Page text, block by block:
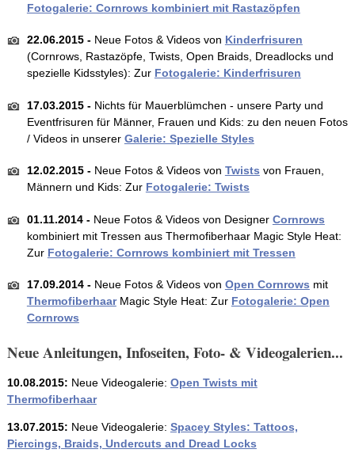
Fotogalerie: Cornrows kombiniert mit Rastazöpfen
22.06.2015 - Neue Fotos & Videos von Kinderfrisuren
(Cornrows, Rastazöpfe, Twists, Open Braids, Dreadlocks und
spezielle Kidsstyles): Zur Fotogalerie: Kinderfrisuren
17.03.2015 - Nichts für Mauerblümchen - unsere Party und
Eventfrisuren für Männer, Frauen und Kids: zu den neuen Fotos
/ Videos in unserer Galerie: Spezielle Styles
12.02.2015 - Neue Fotos & Videos von Twists von Frauen,
Männern und Kids: Zur Fotogalerie: Twists
01.11.2014 - Neue Fotos & Videos von Designer Cornrows
kombiniert mit Tressen aus Thermofiberhaar Magic Style Heat:
Zur Fotogalerie: Cornrows kombiniert mit Tressen
17.09.2014 - Neue Fotos & Videos von Open Cornrows mit
ThermofiberhaarMagic Style Heat: Zur Fotogalerie: Open
Cornrows
Neue Anleitungen, Infoseiten, Foto- & Videogalerien...
10.08.2015: Neue Videogalerie: Open Twists mit
Thermofiberhaar
13.07.2015: Neue Videogalerie: Spacey Styles: Tattoos,
Piercings, Braids, Undercuts and Dread Locks